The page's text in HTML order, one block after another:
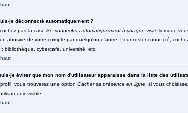
je déconnecté automatiquement ?
pas la case Se connecter automatiquement à chaque visitelorsque
abusive de votre compte par quelqu'un d'autre. Pour rester connecté,
bibliothèque, cybercafé, université, etc.
je éviter que mon nom d'utilisateur apparaisse dans la liste des
vous trouverez une option Cacher sa présence en ligne, si vous
invisible.